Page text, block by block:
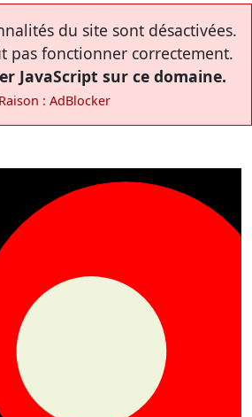
du site sont désactivées.
pas fonctionner correctement.
JavaScript sur ce domaine.
Raison : AdBlocker